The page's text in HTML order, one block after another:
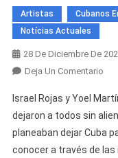
Artistas Cubanos
Notícias Actuales
28 De Diciembre De
Deja Un ComentarioEn
Fe
La
Israel Rojas y Yoel
dejaron a todos sin
planeaban dejar Cuba
conocer a través de